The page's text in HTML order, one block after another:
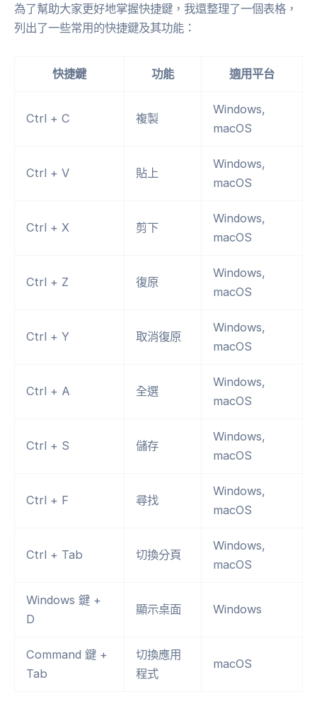
為了幫助大家更好地掌握快捷鍵，我還整理了一個表格，
列出了一些常用的快捷鍵及其功能：
快捷鍵 功能 適用平台
Ctrl + C 複製
Windows,
macOS
Ctrl + V 貼上
Windows,
macOS
Ctrl + X 剪下
Windows,
macOS
Ctrl + Z 復原
Windows,
macOS
Ctrl + Y 取消復原
Windows,
macOS
Ctrl + A 全選
Windows,
macOS
Ctrl + S 儲存
Windows,
macOS
Ctrl + F 尋找
Windows,
macOS
Ctrl + Tab 切換分頁
Windows,
macOS
Windows 鍵 +
D
顯示桌面 Windows
Command 鍵 +
Tab
切換應用
程式
macOS